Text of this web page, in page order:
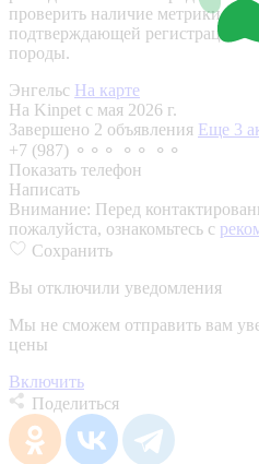
проверить наличие метрики или
подтверждающей регистрацию и
породы.
Энгельс На карте
На Kinpet c мая 2026 г.
Завершено 2 объявления Еще 3
+7 (987) ⚬⚬⚬ ⚬⚬ ⚬⚬
Показать телефон
Написать
Внимание: Перед
пожалуйста, ознакомьтесь с
Сохранить
Вы отключили уведомления
Мы не сможем отправить вам
цены
Включить
Поделиться